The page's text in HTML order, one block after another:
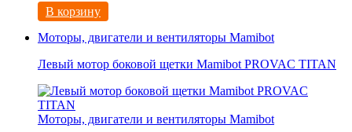
В корзину
Моторы, двигатели и вентиляторы Mamibot
Левый мотор боковой щетки Mamibot PROVAC TITAN
Моторы, двигатели и вентиляторы Mamibot